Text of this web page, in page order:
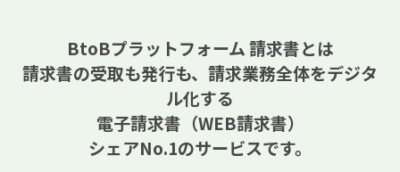
BtoBプラットフォーム 請求書とは
請求書の受取も発行も、請求業務全体をデジタ
ル化する
電子請求書（WEB請求書）
シェアNo.1のサービスです。